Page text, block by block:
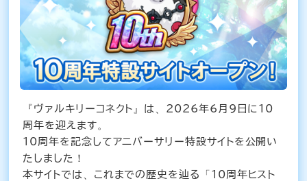
『ヴァルキリーコネクト』は、2026年6月9日に10
周年を迎えます。
10周年を記念してアニバーサリー特設サイトを公開い
たしました！
本サイトでは、これまでの歴史を辿る「10周年ヒスト